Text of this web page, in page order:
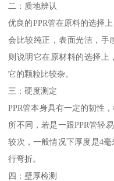
二：质地辨认
优良的PPR管在原料的选择
会比较纯正，表面光洁，手
则说明它在原材料的选择上
它的颗粒比较杂。
三：硬度测定
PPR管本身具有一定的韧性
所不同，若是一跟PPR管轻
较次，一般情况下厚度是4
行弯折。
四：壁厚检测